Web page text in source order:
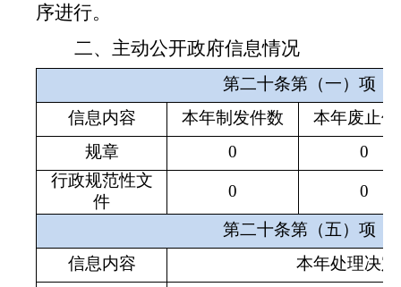
序进行。
二、主动公开政府信息情况
第二十条第（一）项
信息内容
本年制发件数
本年废止
规章
0
0
行政规范性文
件
0 0
第二十条第（五）项
信息内容
本年处理决